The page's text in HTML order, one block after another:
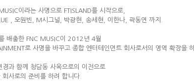
이라는 사명으로 FTISLAND를 시작으로,
, 오원빈, M시그널, 박광현, 송세현, 이한나, 곽동연 까지.
배출한 FNC MUSIC이 2012년 4월
로 사명을 바꾸고 종합 엔터테인먼트 회사로서의 영역 확장을
경과 함께 청담동 사옥으로의 이전으로
사로의 준비를 하려 합니다.